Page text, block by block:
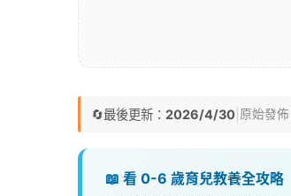
🔄最後更新： 2026/4/30 原始發佈
📖 看 0-6 歲育兒教養全攻略